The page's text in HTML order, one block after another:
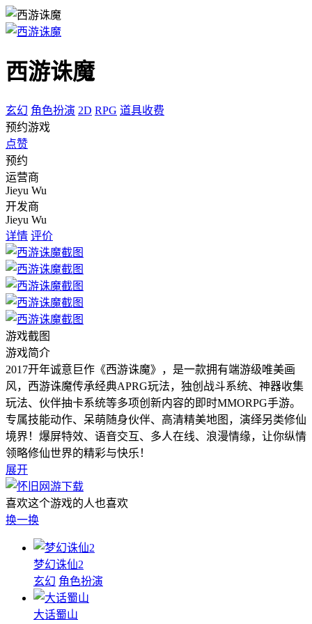
西游诛魔
玄幻 角色扮演 2D RPG 道具收费
预约游戏
点赞
预约
运营商
Jieyu Wu
开发商
Jieyu Wu
详情 评价
游戏截图
游戏简介
2017开年诚意巨作《西游诛魔》，是一款拥有端游级唯美画
风，西游诛魔传承经典APRG玩法，独创战斗系统、神器收集
玩法、伙伴抽卡系统等多项创新内容的即时MMORPG手游。
专属技能动作、呆萌随身伙伴、高清精美地图，演绎另类修仙
境界！爆屏特效、语音交互、多人在线、浪漫情缘，让你纵情
领略修仙世界的精彩与快乐！
展开
喜欢这个游戏的人也喜欢
换一换
梦幻诛仙2
玄幻 角色扮演
大话蜀山